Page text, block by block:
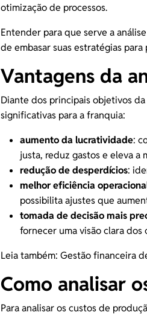
otimização de processos.
Entender para que serve a
de embasar suas estratégias
Vantagens da
Diante dos principais objetivos
significativas para a franquia:
aumento da lucratividade:
justa, reduz gastos e eleva a
redução de desperdícios:
melhor eficiência
possibilita ajustes que
tomada de decisão mais
fornecer uma visão clara dos
Leia também:Gestão financeira
Como analisar
Para analisar os custos de